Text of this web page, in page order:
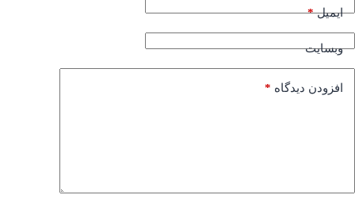
ایمیل*
وبسایت
افزودن دیدگاه *